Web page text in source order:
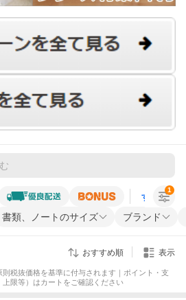
すべての条
書類、ノートのサイズ ブランド
1
おすすめ順 表示
則税抜価格を基準に付与されます｜ポイント・支
限等）はカートをご確認ください